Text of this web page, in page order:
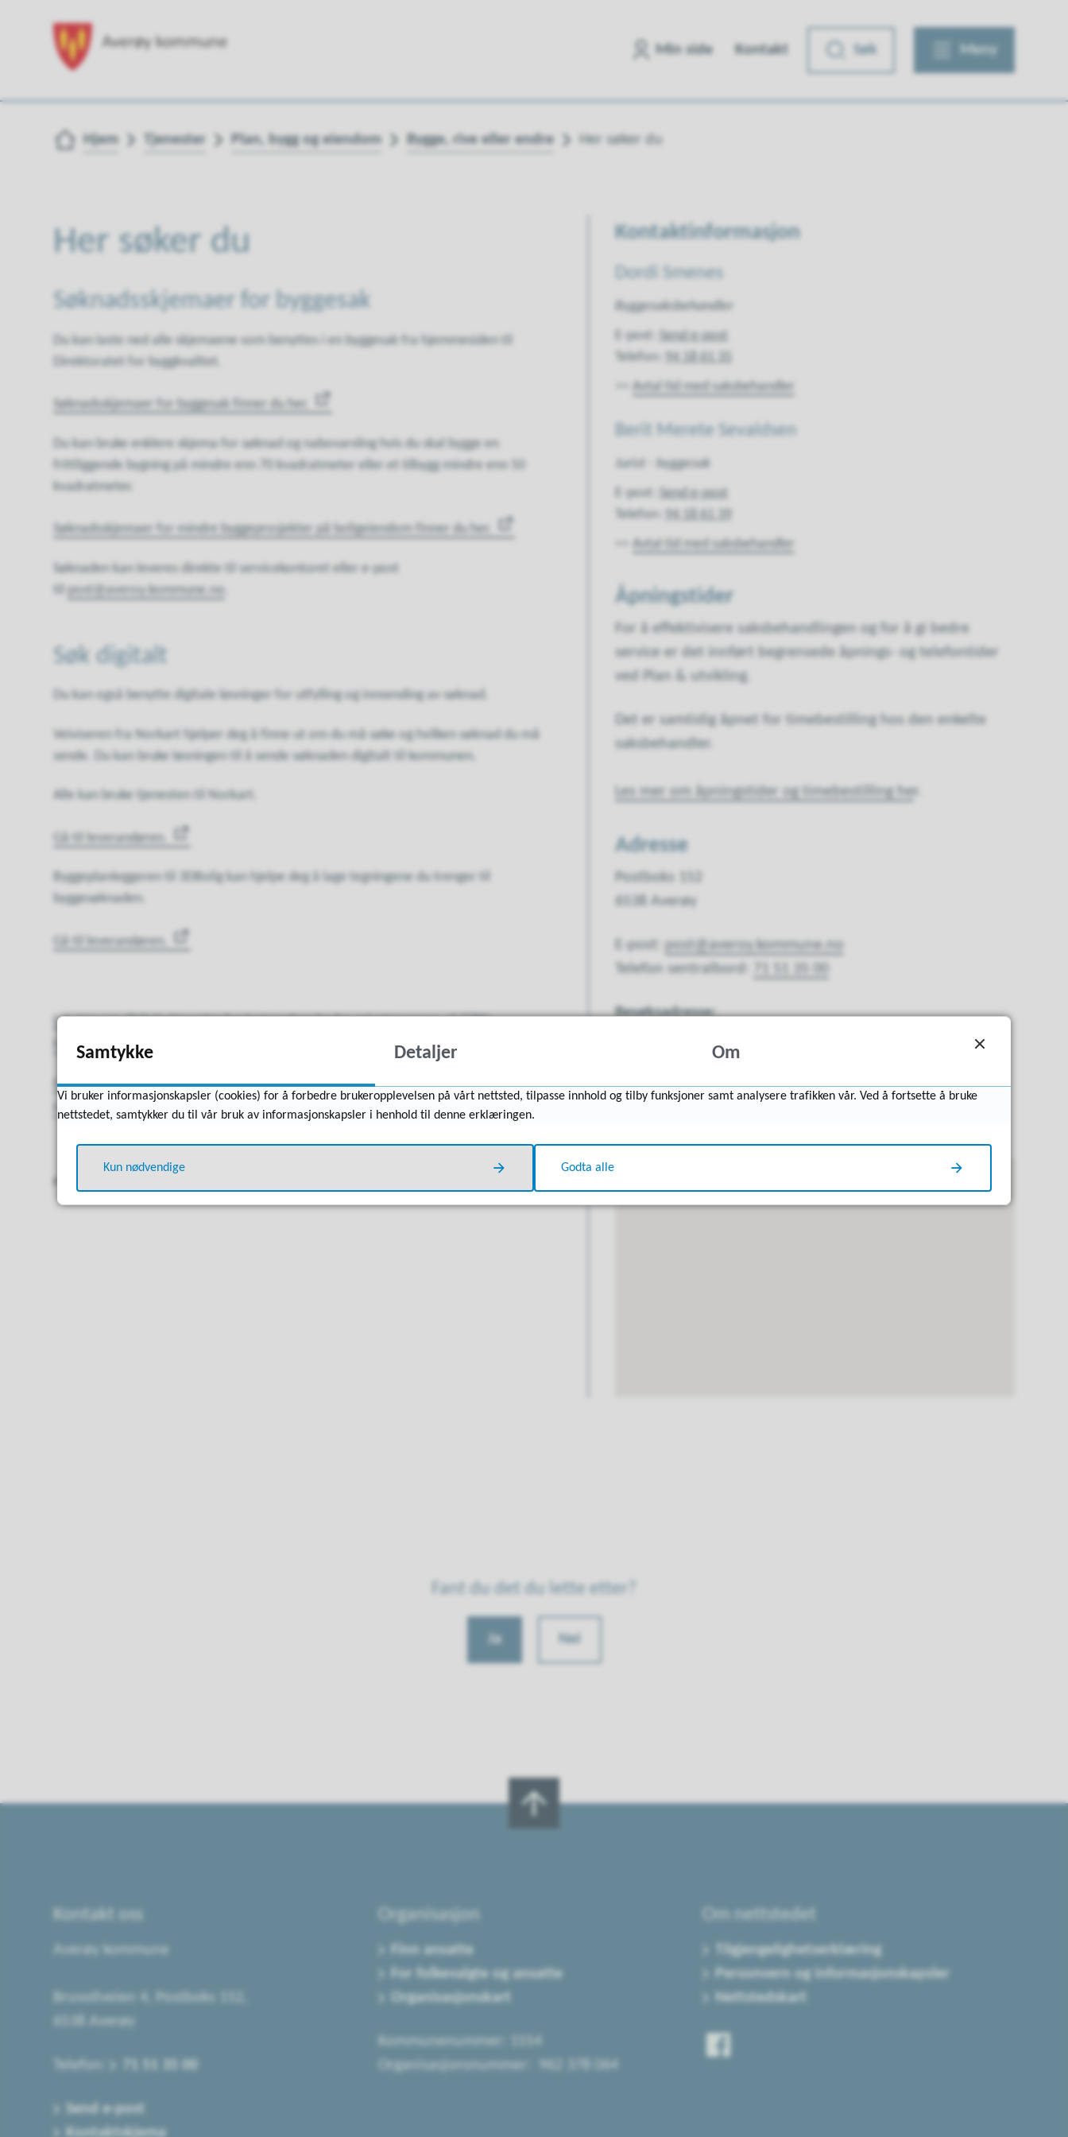
Min side Kontakt Søk Meny
Du er her:
Hjem Tjenester Plan, bygg og eiendom Bygge, rive eller endre Her søker du
Her søker du
Søknadsskjemaer for byggesak
Du kan laste ned alle skjemaene som benyttes i en byggesak fra hjemmesiden til
Direktoratet for byggkvalitet.
Søknadsskjemaer for byggesak finner du her.
Du kan bruke enklere skjema for søknad og nabovarsling hvis du skal bygge en
frittliggende bygning på mindre enn 70 kvadratmeter eller et tilbygg mindre enn 50
kvadratmeter.
Søknadsskjemaer for mindre byggeprosjekter på boligeiendom finner du her.
Søknaden kan leveres direkte til servicekontoret eller e-post
post@averoy.kommune.no
Søk digitalt
Du kan også benytte digitale løsninger for utfylling og innsending av søknad.
Veiviseren fra Norkart hjelper deg å finne ut om du må søke og hvilken søknad du må
sende. Du kan bruke løsningen til å sende søknaden digitalt til kommunen.
Alle kan bruke tjenesten til Norkart.
Gå til leverandøren.
Byggeplanleggeren til 3DBolig kan hjelpe deg å lage tegningene du trenger til
byggesøknaden.
Gå til leverandøren.
Les mer om digitale tjenester for byggesøknader for privatpersoner på DiBKs
hjemmeside her.
Er du profesjonell søker kan du se hvilke løsninger du kan bruke på DiBKs hjemmeside
her.
Kontaktinformasjon
Dordi Smenes
Byggesaksbehandler
E-post
Send e-post
Telefon
94 18 61 35
Avtal tid med saksbehandler
Berit Merete Sevaldsen
Jurist - byggesak
E-post
Send e-post
Telefon
94 18 61 39
Avtal tid med saksbehandler
Åpningstider
For å effektivisere saksbehandlingen og for å gi bedre
service er det innført begrensede åpnings- og telefontider
ved Plan & utvikling.
Det er samtidig åpnet for timebestilling hos den enkelte
saksbehandler.
Les mer om åpningstider og timebestilling her.
Adresse
Postboks 152
6538 Averøy
E-post:
post@averoy.kommune.no
Telefon sentralbord:
Besøksadresse:
6530 Averøy
Kart
Fant du det du lette etter?
Ja Nei
Kontakt oss
Bruvollveien 4, Postboks 152,
71 51 35 00
Send e-post
Kontaktskjema
Organisasjon
Finn ansatte
For folkevalgte og ansatte
Organisasjonskart
Kommunenummer: 1554
Organisasjonsnummer: 962 378 064
Om nettstedet
Tilgjengelighetserklæring
Personvern og informasjonskapsler
Nettstedskart
Samtykke Detaljer Om
Vi bruker informasjonskapsler (cookies) for å forbedre brukeropplevelsen på vårt nettsted, tilpasse innhold og tilby funksjoner samt analysere trafikken vår. Ved å fortsette å bruke
nettstedet, samtykker du til vår bruk av informasjonskapsler i henhold til denne erklæringen.
Kun nødvendige Godta alle